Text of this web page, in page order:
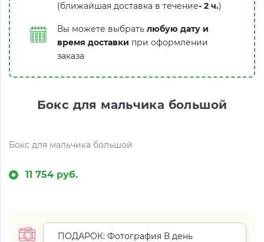
(ближайшая доставка в течение- 2 ч.)
Вы можете выбрать любую дату и
время доставки при оформлении
заказа
Бокс для мальчика большой
Бокс для мальчика большой
11 754 руб.
ПОДАРОК: Фотография В день